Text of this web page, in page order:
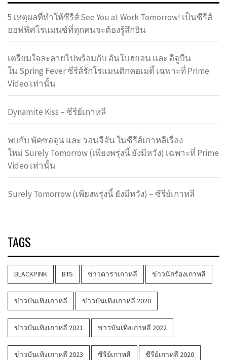
5 เหตุผลที่ทำให้ซีรีส์ See You at Work Tomorrow! เป็นซีรีส์
ออฟฟิศโรแมนซ์ที่ทุกคนจะต้องรู้สึกอิน
เตรียมใจละลายไปพร้อมกับ อันโบฮยอน และ อีจูบีน
ใน Spring Fever ซีรีส์รักโรแมนติกคอเมดี้ เฉพาะที่ Prime
Video เท่านั้น
Dynamite Kiss – ซีรีย์เกาหลี
พบกับ พัคซอจุน และ วอนจีอัน ในซีรีส์เกาหลีเรื่อง
ใหม่ Surely Tomorrow (เพียงพรุ่งนี้ ยังมีหวัง) เฉพาะที่ Prime
Video เท่านั้น
Surely Tomorrow (เพียงพรุ่งนี้ ยังมีหวัง) – ซีรีย์เกาหลี
TAGS
BLACKPINK BTS ข่าวดาราเกาหลี ข่าวนักร้องเกาหลี
ข่าวบันเทิงเกาหลี ข่าวบันเทิงเกาหลี 2020
ข่าวบันเทิงเกาหลี 2021 ข่าวบันเทิงเกาหลี 2022
ข่าวบันเทิงเกาหลี 2023 ซีรีย์เกาหลี ซีรีย์เกาหลี 2020